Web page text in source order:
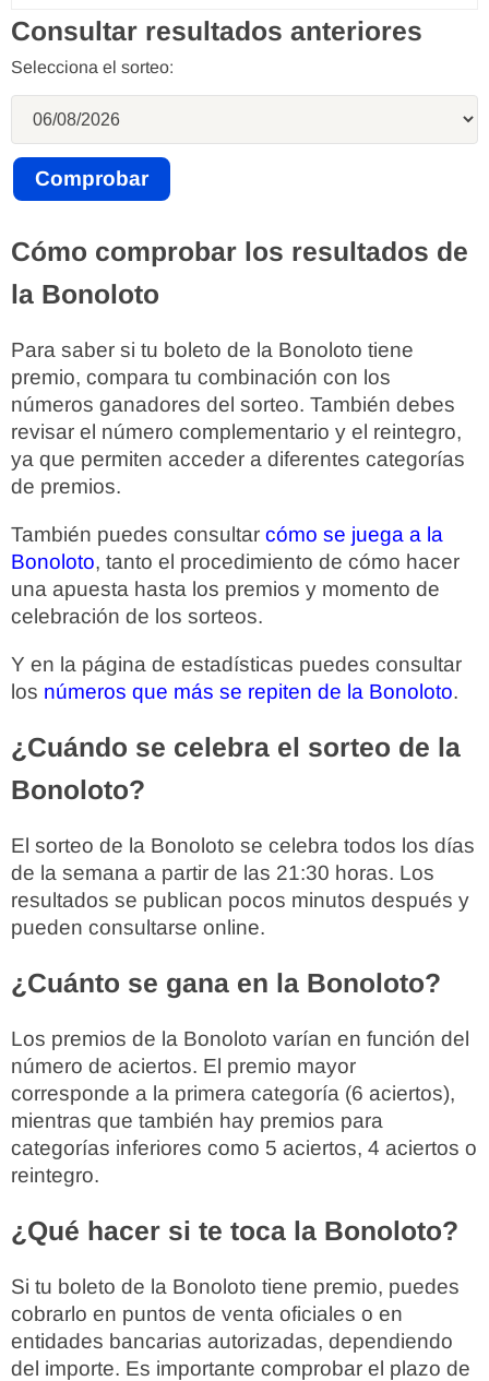
Consultar resultados anteriores
Selecciona el sorteo:
Cómo comprobar los resultados de
la Bonoloto
Para saber si tu boleto de la Bonoloto tiene
premio, compara tu combinación con los
números ganadores del sorteo. También debes
revisar el número complementario y el reintegro,
ya que permiten acceder a diferentes categorías
de premios.
También puedes consultar cómo se juega a la
Bonoloto, tanto el procedimiento de cómo hacer
una apuesta hasta los premios y momento de
celebración de los sorteos.
Y en la página de estadísticas puedes consultar
los números que más se repiten de la Bonoloto.
¿Cuándo se celebra el sorteo de la
Bonoloto?
El sorteo de la Bonoloto se celebra todos los días
de la semana a partir de las 21:30 horas. Los
resultados se publican pocos minutos después y
pueden consultarse online.
¿Cuánto se gana en la Bonoloto?
Los premios de la Bonoloto varían en función del
número de aciertos. El premio mayor
corresponde a la primera categoría (6 aciertos),
mientras que también hay premios para
categorías inferiores como 5 aciertos, 4 aciertos o
reintegro.
¿Qué hacer si te toca la Bonoloto?
Si tu boleto de la Bonoloto tiene premio, puedes
cobrarlo en puntos de venta oficiales o en
entidades bancarias autorizadas, dependiendo
del importe. Es importante comprobar el plazo de